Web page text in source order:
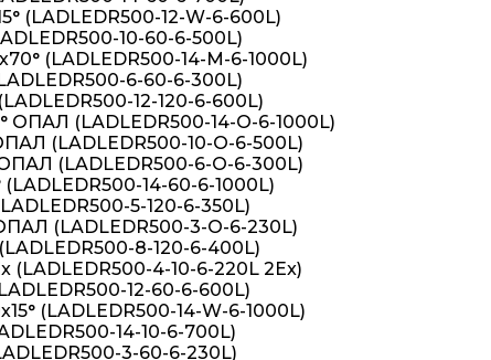
(LADLEDR500-12-W-6-600L)
10-60-6-500L)
(LADLEDR500-14-M-6-1000L)
6-60-6-300L)
12-120-6-600L)
OПАЛ (LADLEDR500-14-О-6-1000L)
(LADLEDR500-10-О-6-500L)
(LADLEDR500-6-О-6-300L)
14-60-6-1000L)
5-120-6-350L)
(LADLEDR500-3-О-6-230L)
8-120-6-400L)
(LADLEDR500-4-10-6-220L 2Ex)
12-60-6-600L)
(LADLEDR500-14-W-6-1000L)
14-10-6-700L)
3-60-6-230L)